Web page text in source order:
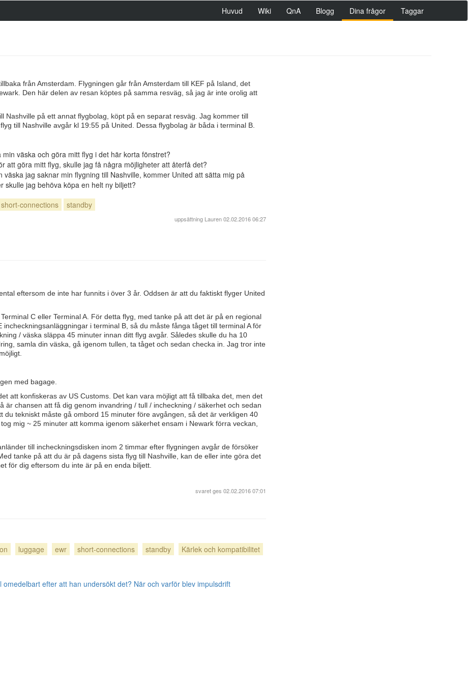
Huvud Wiki QnA Blogg Dina frågor Taggar
från Amsterdam. Flygningen går från Amsterdam till KEF på Island, det
Den här delen av resan köptes på samma resväg, så jag är inte orolig att
Nashville på ett annat flygbolag, köpt på en separat resväg. Jag kommer till
till Nashville avgår kl 19:55 på United. Dessa flygbolag är båda i terminal B.
väska och göra mitt flyg i det här korta fönstret?
att göra mitt flyg, skulle jag få några möjligheter att återfå det?
jag saknar min flygning till Nashville, kommer United att sätta mig på
skulle jag behöva köpa en helt ny biljett?
short-connections standby
uppsättning Lauren02.02.2016 06:27
eftersom de inte har funnits i över 3 år. Oddsen är att du faktiskt flyger United
C eller Terminal A. För detta flyg, med tanke på att det är på en regional
i terminal B, så du måste fånga tåget till terminal A för
/ väska släppa 45 minuter innan ditt flyg avgår. Således skulle du ha 10
samla din väska, gå igenom tullen, ta tåget och sedan checka in. Jag tror inte
med bagage.
att konfiskeras av US Customs. Det kan vara möjligt att få tillbaka det, men det
är chansen att få dig genom invandring / tull / incheckning / säkerhet och sedan
du tekniskt måste gå ombord 15 minuter före avgången, så det är verkligen 40
mig ~ 25 minuter att komma igenom säkerhet ensam i Newark förra veckan,
till incheckningsdisken inom 2 timmar efter flygningen avgår de försöker
tanke på att du är på dagens sista flyg till Nashville, kan de eller inte göra det
för dig eftersom du inte är på en enda biljett.
svaret ges 02.02.2016 07:01
luggage ewr short-connections standby
Kärlek och kompatibilitet
efter att han undersökt det? När och varför blev impulsdrift